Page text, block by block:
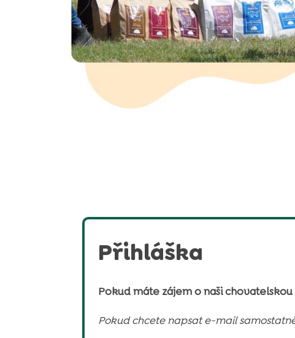
Přihláška
Pokud máte zájem o naši
Pokud chcete napsat e-mail